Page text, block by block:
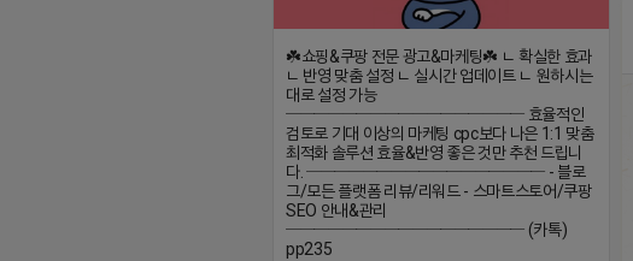
☘️쇼핑&쿠팡 전문 광고&마케팅☘️ ㄴ 확실한 효과
ㄴ 반영 맞춤 설정 ㄴ 실시간 업데이트 ㄴ 원하시는
대로 설정 가능
───────────────── 효율적인
검토로 기대 이상의 마케팅 cpc보다 나은 1:1 맞춤
최적화 솔루션 효율&반영 좋은 것만 추천 드립니
다. ───────────────── - 블로
그/모든 플랫폼 리뷰/리워드 - 스마트스토어/쿠팡
SEO 안내&관리
───────────────── (카톡)
pp235